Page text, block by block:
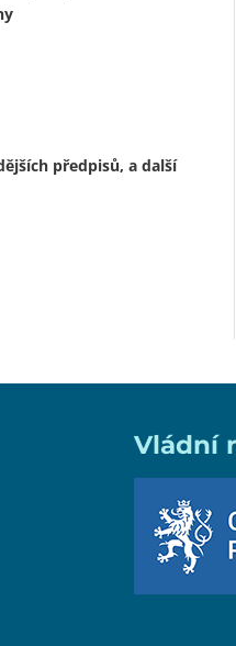
předpisů, a další
Vládní